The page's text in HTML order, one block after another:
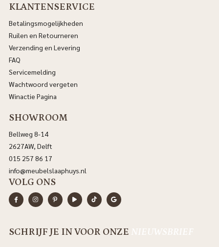
KLANTENSERVICE
Betalingsmogelijkheden
Ruilen en Retourneren
Verzending en Levering
FAQ
Servicemelding
Wachtwoord vergeten
Winactie Pagina
SHOWROOM
Bellweg 8-14
2627AW, Delft
015 257 86 17
info@meubelslaaphuys.nl
VOLG ONS
SCHRIJF JE IN VOOR ONZE NIEUWSBRIEF